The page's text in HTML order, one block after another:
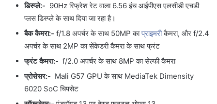
डिस्प्ले:- 90Hz रिफ्रेश रेट वाला 6.56 इंच आईपीएस एलसीडी एचडी
प्लस डिस्प्ले के साथ दिया जा रहा है।
बैक कैमरा:- f/1.8 अपर्चर के साथ 50MP काप्राइमरीकैमरा, और f/2.4
अपर्चर के साथ 2MP का सेंकेडरी कैमरा के साथ फ्रंट
फ्रंट कैमरा:- f/2.0 अपर्चर के साथ 8MP का सेल्फी कैमरा
प्रोसेसर:- Mali G57 GPU के साथ MediaTek Dimensity
6020 SoC चिपसेट